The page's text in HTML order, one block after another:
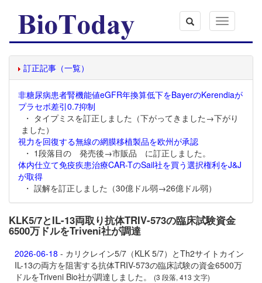
Toggle
navigation
訂正記事（一覧）
非糖尿病患者腎機能値eGFR年換算低下をBayerのKerendiaが
プラセボ差引0.7抑制
・ タイプミスを訂正しました（下がってきました→下がり
ました）
視力を回復する無線の網膜移植製品を欧州が承認
・ 1段落目の 発売後→市販品 に訂正しました。
体内仕立て免疫疾患治療CAR-TのSail社を買う選択権利をJ&J
が取得
・ 誤解を訂正しました（30億ドル弱→26億ドル弱）
KLK5/7とIL-13両取り抗体TRIV-573の臨床試験資金
6500万ドルをTriveni社が調達
2026-06-18 - カリクレイン5/7（KLK 5/7）とTh2サイトカイン
IL-13の両方を阻害する抗体TRIV-573の臨床試験の資金6500万
ドルをTriveni Bio社が調達しました。
(3 段落, 413 文字)